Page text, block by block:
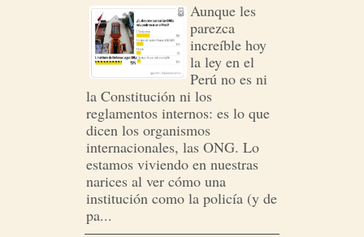
Aunque les
parezca
increíble hoy
la ley en el
Perú no es ni
la Constitución ni los
reglamentos internos: es lo que
dicen los organismos
internacionales, las ONG. Lo
estamos viviendo en nuestras
narices al ver cómo una
institución como la policía (y de
pa...